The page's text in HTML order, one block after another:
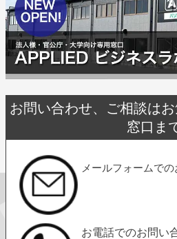
お問い合わせ、ご相談は
窓口ま
メールフォームで
お電話でのお問い